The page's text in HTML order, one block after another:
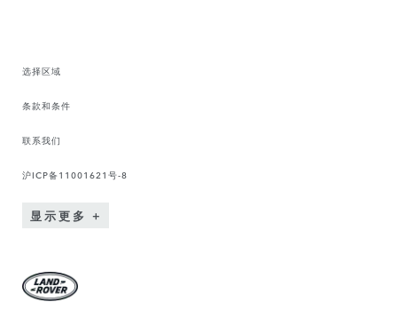
选择区域
条款和条件
联系我们
沪ICP备11001621号-8
显示更多